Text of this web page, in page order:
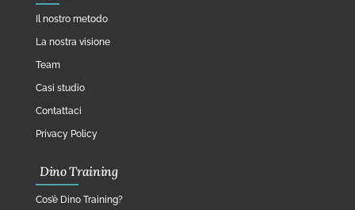
Il nostro metodo
La nostra visione
Team
Casi studio
Contattaci
Privacy Policy
Dino Training
Cos’è Dino Training?